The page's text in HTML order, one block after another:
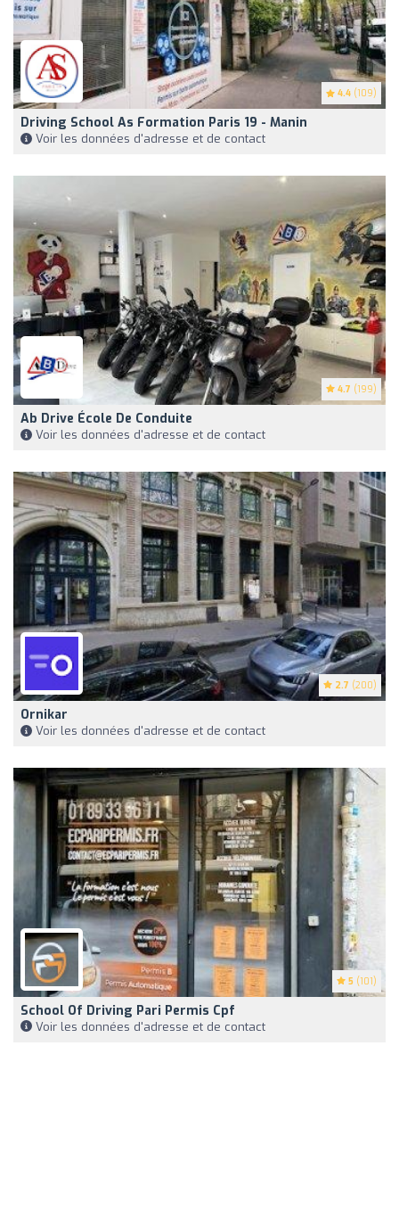
4.4 (109)
Driving School As Formation Paris 19 - Manin
Voir les données d'adresse et de contact
4.7 (199)
Ab Drive École De Conduite
Voir les données d'adresse et de contact
2.7 (200)
Ornikar
Voir les données d'adresse et de contact
5 (101)
School Of Driving Pari Permis Cpf
Voir les données d'adresse et de contact